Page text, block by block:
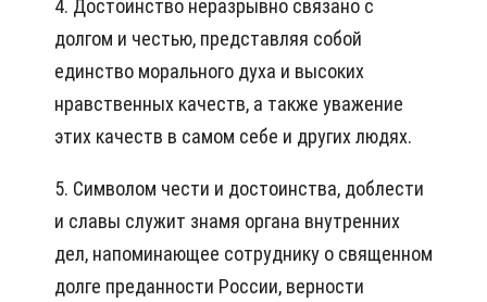
4. Достоинство неразрывно связано с
долгом и честью, представляя собой
единство морального духа и высоких
нравственных качеств, а также уважение
этих качеств в самом себе и других людях.
5. Символом чести и достоинства, доблести
и славы служит знамя органа внутренних
дел, напоминающее сотруднику о священном
долге преданности России, верности